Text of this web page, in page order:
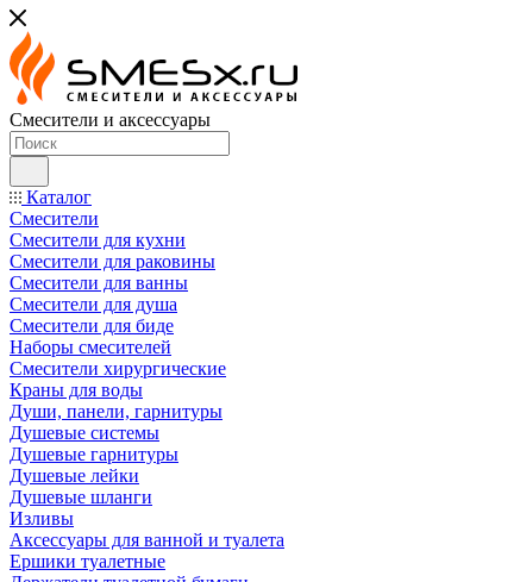
Смесители и аксессуары
Каталог
Смесители
Смесители для кухни
Смесители для раковины
Смесители для ванны
Смесители для душа
Смесители для биде
Наборы смесителей
Смесители хирургические
Краны для воды
Души, панели, гарнитуры
Душевые системы
Душевые гарнитуры
Душевые лейки
Душевые шланги
Изливы
Аксессуары для ванной и туалета
Ершики туалетные